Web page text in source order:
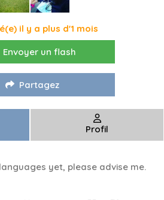
il y a plus d'1 mois
Envoyer un flash
Partagez
Profil
​​yet, please advise me.